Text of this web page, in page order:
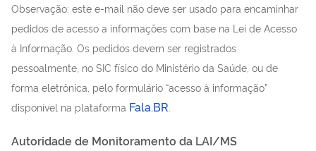
Observação: este e-mail não deve ser usado para encaminhar
pedidos de acesso a informações com base na Lei de Acesso
à Informação. Os pedidos devem ser registrados
pessoalmente, no SIC físico do Ministério da Saúde, ou de
forma eletrônica, pelo formulário “acesso à informação”
disponível na plataforma Fala.BR
Autoridade de Monitoramento da LAI/MS